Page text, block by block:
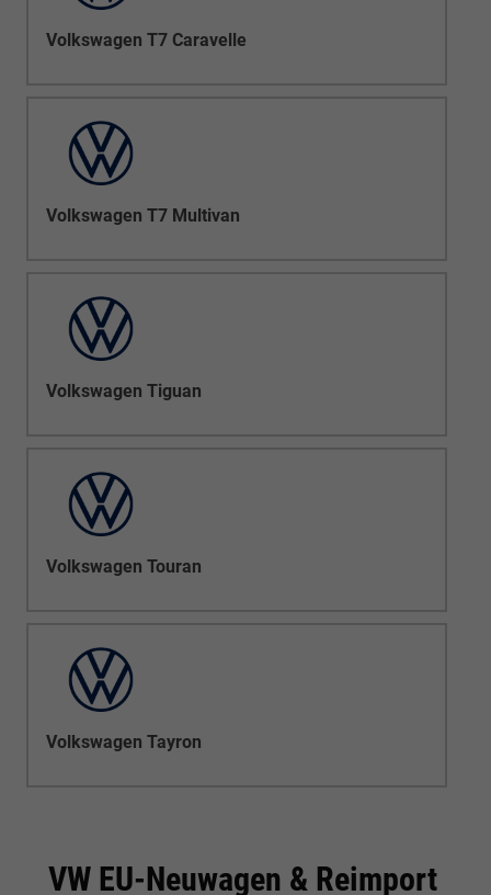
Volkswagen T7 Caravelle
Volkswagen T7 Multivan
Volkswagen Tiguan
Volkswagen Touran
Volkswagen Tayron
VW EU-Neuwagen & Reimport